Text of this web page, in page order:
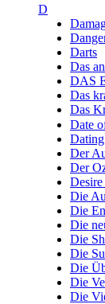
D
Darts
Das
DAS
Das
Das
Der
Der
Die
Die
Die
Die
Die
Die
Die
Die